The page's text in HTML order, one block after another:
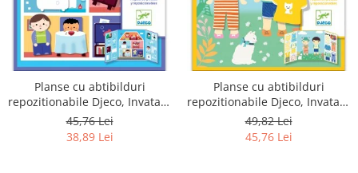
Planse cu abtibilduri
repozitionabile Djeco, Invatam
ce facem acasa
45,76 Lei
38,89 Lei
Planse cu abtibilduri
repozitionabile Djeco, Invatam
sa ne imbracam
49,82 Lei
45,76 Lei